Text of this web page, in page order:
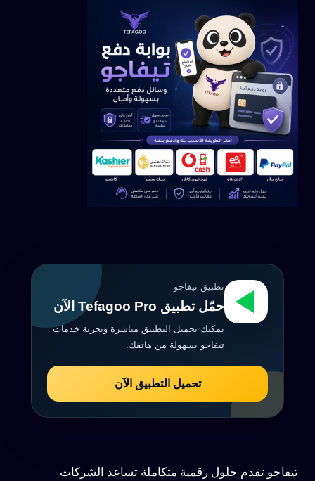
تطبيق تيفاجو
حمّل تطبيق Tefagoo Pro الآن
يمكنك تحميل التطبيق مباشرة وتجربة خدمات
تيفاجو بسهولة من هاتفك.
تحميل التطبيق الآن
تيفاجو تقدم حلول رقمية متكاملة تساعد الشركات